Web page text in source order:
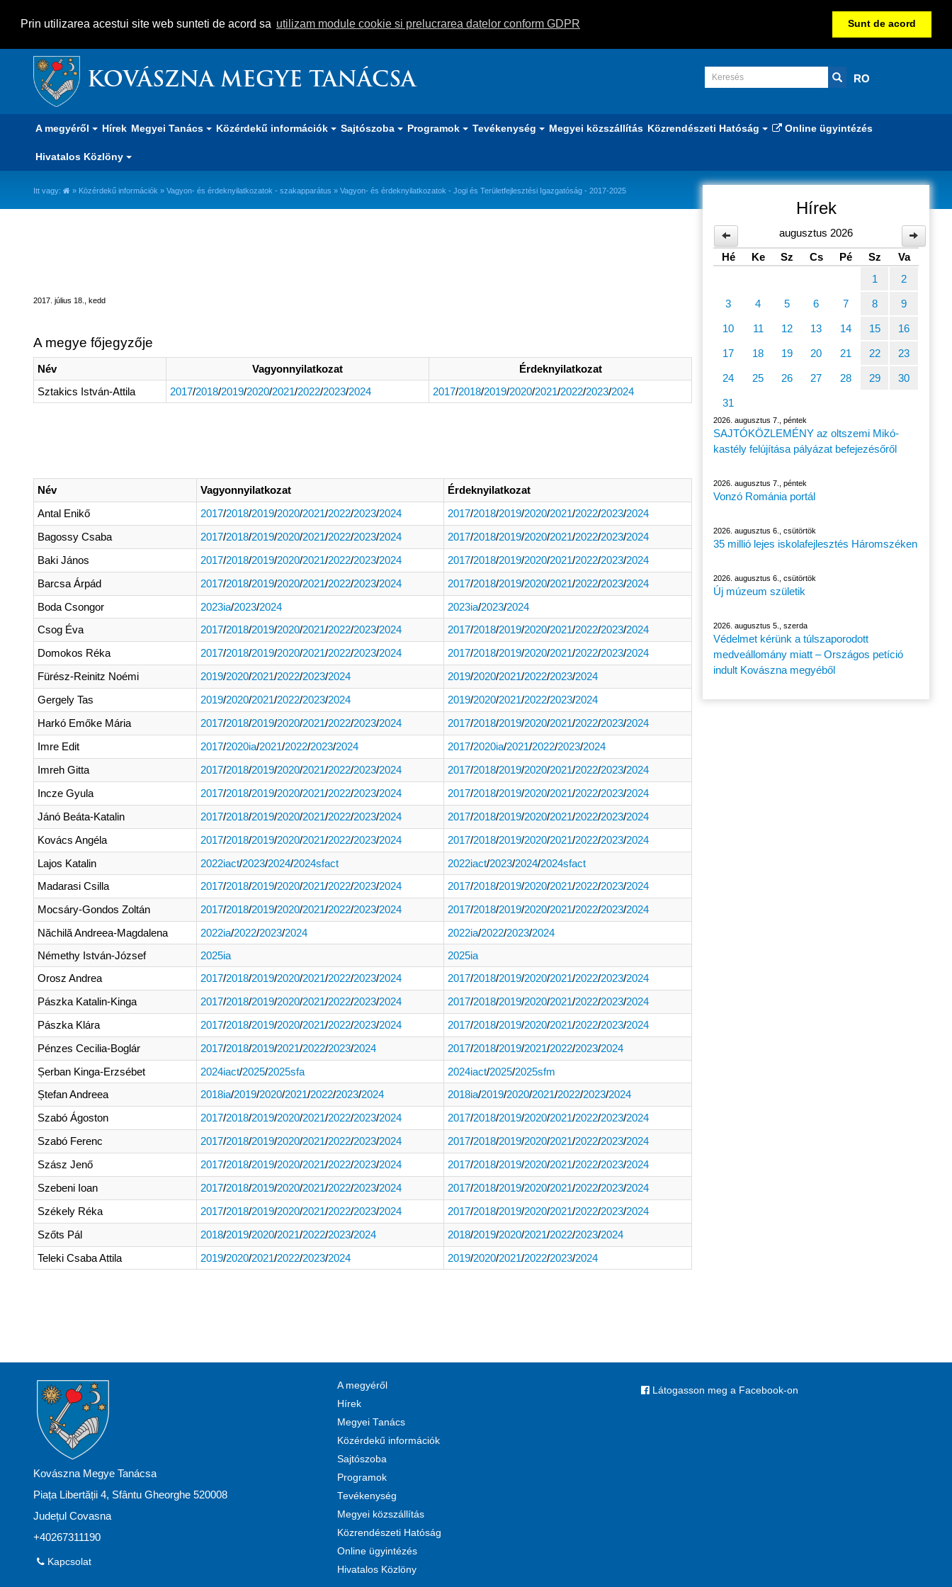
Prin utilizarea acestui site web sunteti de acord sa utilizam module cookie si prelucrarea datelor conform GDPR Sunt de acord
KOVÁSZNA MEGYE TANÁCSA RO
A megyéről Hírek Megyei Tanács Közérdekű információk Sajtószoba Programok Tevékenység Megyei közszállítás Közrendészeti Hatóság Online ügyintézés
Hivatalos Közlöny
Itt vagy: » Közérdekű információk » Vagyon- és érdeknyilatkozatok - szakapparátus » Vagyon- és érdeknyilatkozatok - Jogi és Területfejlesztési Igazgatóság - 2017-2025
2017. július 18., kedd
A megye főjegyzője
Név Vagyonnyilatkozat
Érdeknyilatkozat
Sztakics István-Attila
2017/2018/2019/2020/2021/2022/2023/2024 2017/2018/2019/2020/2021/2022/2023/2024
Név Vagyonnyilatkozat
Érdeknyilatkozat
Antal Enikő
2017/2018/2019/2020/2021/2022/2023/2024 2017/2018/2019/2020/2021/2022/2023/2024
Bagossy Csaba
2017/2018/2019/2020/2021/2022/2023/2024 2017/2018/2019/2020/2021/2022/2023/2024
Baki János
2017/2018/2019/2020/2021/2022/2023/2024 2017/2018/2019/2020/2021/2022/2023/2024
Barcsa Árpád
2017/2018/2019/2020/2021/2022/2023/2024 2017/2018/2019/2020/2021/2022/2023/2024
Boda Csongor
2023ia/2023/2024 2023ia/2023/2024
Csog Éva
2017/2018/2019/2020/2021/2022/2023/2024 2017/2018/2019/2020/2021/2022/2023/2024
Domokos Réka
2017/2018/2019/2020/2021/2022/2023/2024 2017/2018/2019/2020/2021/2022/2023/2024
Fürész-Reinitz Noémi
2019/2020/2021/2022/2023/2024 2019/2020/2021/2022/2023/2024
Gergely Tas
2019/2020/2021/2022/2023/2024 2019/2020/2021/2022/2023/2024
Harkó Emőke Mária
2017/2018/2019/2020/2021/2022/2023/2024 2017/2018/2019/2020/2021/2022/2023/2024
Imre Edit
2017/2020ia/2021/2022/2023/2024 2017/2020ia/2021/2022/2023/2024
Imreh Gitta
2017/2018/2019/2020/2021/2022/2023/2024 2017/2018/2019/2020/2021/2022/2023/2024
Incze Gyula
2017/2018/2019/2020/2021/2022/2023/2024 2017/2018/2019/2020/2021/2022/2023/2024
Jánó Beáta-Katalin
2017/2018/2019/2020/2021/2022/2023/2024 2017/2018/2019/2020/2021/2022/2023/2024
Kovács Angéla
2017/2018/2019/2020/2021/2022/2023/2024 2017/2018/2019/2020/2021/2022/2023/2024
Lajos Katalin
2022iact/2023/2024/2024sfact 2022iact/2023/2024/2024sfact
Madarasi Csilla
2017/2018/2019/2020/2021/2022/2023/2024 2017/2018/2019/2020/2021/2022/2023/2024
Mocsáry-Gondos Zoltán
2017/2018/2019/2020/2021/2022/2023/2024 2017/2018/2019/2020/2021/2022/2023/2024
Năchilă Andreea-Magdalena
2022ia/2022/2023/2024 2022ia/2022/2023/2024
Némethy István-József
2025ia
2025ia
Orosz Andrea
2017/2018/2019/2020/2021/2022/2023/2024 2017/2018/2019/2020/2021/2022/2023/2024
Pászka Katalin-Kinga
2017/2018/2019/2020/2021/2022/2023/2024 2017/2018/2019/2020/2021/2022/2023/2024
Pászka Klára
2017/2018/2019/2020/2021/2022/2023/2024 2017/2018/2019/2020/2021/2022/2023/2024
Pénzes Cecilia-Boglár
2017/2018/2019/2021/2022/2023/2024 2017/2018/2019/2021/2022/2023/2024
Șerban Kinga-Erzsébet
2024iact/2025/2025sfa 2024iact/2025/2025sfm
Ștefan Andreea
2018ia/2019/2020/2021/2022/2023/2024 2018ia/2019/2020/2021/2022/2023/2024
Szabó Ágoston
2017/2018/2019/2020/2021/2022/2023/2024 2017/2018/2019/2020/2021/2022/2023/2024
Szabó Ferenc
2017/2018/2019/2020/2021/2022/2023/2024 2017/2018/2019/2020/2021/2022/2023/2024
Szász Jenő
2017/2018/2019/2020/2021/2022/2023/2024 2017/2018/2019/2020/2021/2022/2023/2024
Szebeni Ioan
2017/2018/2019/2020/2021/2022/2023/2024 2017/2018/2019/2020/2021/2022/2023/2024
Székely Réka
2017/2018/2019/2020/2021/2022/2023/2024 2017/2018/2019/2020/2021/2022/2023/2024
Szőts Pál
2018/2019/2020/2021/2022/2023/2024 2018/2019/2020/2021/2022/2023/2024
Teleki Csaba Attila
2019/2020/2021/2022/2023/2024 2019/2020/2021/2022/2023/2024
Hírek
augusztus 2026
Hé
Ke Sz Cs Pé Sz
Va
1
2
3 4 5 6 7 8 9
10 11 12 13 14 15 16
17 18 19 20 21 22 23
24 25 26 27 28 29 30
31
2026. augusztus 7., péntek
SAJTÓKÖZLEMÉNY az oltszemi Mikó-
kastély felújítása pályázat befejezésőről
2026. augusztus 7., péntek
Vonzó Románia portál
2026. augusztus 6., csütörtök
35 millió lejes iskolafejlesztés Háromszéken
2026. augusztus 6., csütörtök
Új múzeum születik
2026. augusztus 5., szerda
Védelmet kérünk a túlszaporodott
medveállomány miatt – Országos petíció
indult Kovászna megyéből
Kovászna Megye Tanácsa
Piața Libertății 4, Sfântu Gheorghe 520008
Județul Covasna
+40267311190
Kapcsolat
A megyéről
Hírek
Megyei Tanács
Közérdekű információk
Sajtószoba
Programok
Tevékenység
Megyei közszállítás
Közrendészeti Hatóság
Online ügyintézés
Hivatalos Közlöny
Látogasson meg a Facebook-on